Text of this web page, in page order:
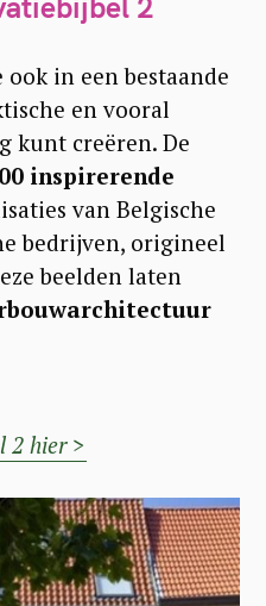
in een bestaande
en vooral
kunt creëren. De
inspirerende
van Belgische
bedrijven, origineel
beelden laten
2 hier >